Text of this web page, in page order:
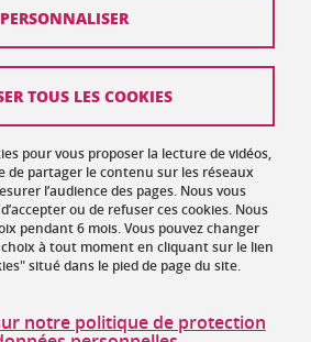
: politique de confidentialité
pour vous proposer la lecture de vidéos,
de partager le contenu sur les réseaux
l’audience des pages. Nous vous
ou de refuser ces cookies. Nous
pendant 6 mois. Vous pouvez changer
choix à tout moment en cliquant sur le lien
situé dans le pied de page du site.
notre politique de protection
TOUS LES COOKIES
PERSONNALISER